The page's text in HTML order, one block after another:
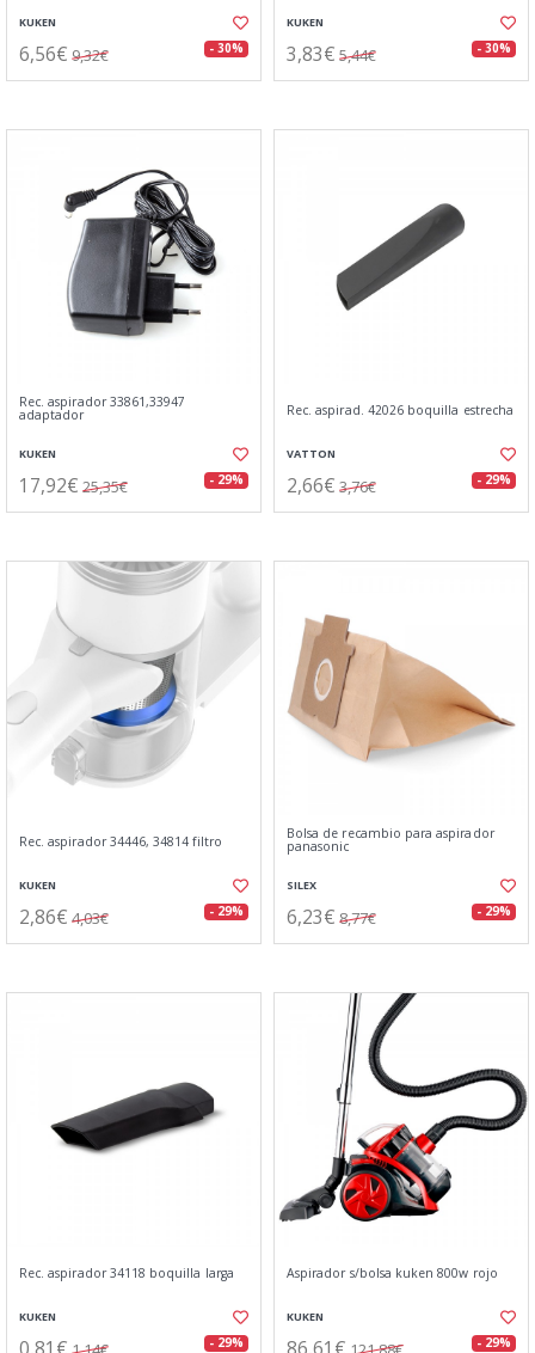
KUKEN
6,56€ 9,32€ - 30%
KUKEN
3,83€ 5,44€ - 30%
Rec. aspirador 33861,33947
adaptador
KUKEN
17,92€ 25,35€ - 29%
Rec. aspirad. 42026 boquilla estrecha
VATTON
2,66€ 3,76€ - 29%
Rec. aspirador 34446, 34814 filtro
KUKEN
2,86€ 4,03€ - 29%
Bolsa de recambio para aspirador
panasonic
SILEX
6,23€ 8,77€ - 29%
Rec. aspirador 34118 boquilla larga
KUKEN
- 29%
Aspirador s/bolsa kuken 800w rojo
KUKEN
- 29%